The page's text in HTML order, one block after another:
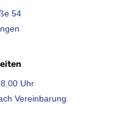
54
Uhr
Vereinbarung.